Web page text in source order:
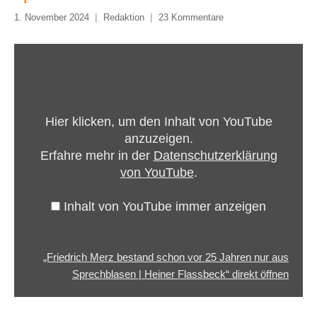
1. November 2024 Redaktion 23 Kommentare
Jahren
Hier klicken, um den Inhalt von YouTube
anzuzeigen.
Erfahre mehr in der Datenschutzerklärung
von YouTube.
Inhalt von YouTube immer anzeigen
„Friedrich Merz bestand schon vor 25 Jahren nur aus
Sprechblasen | Heiner Flassbeck“ direkt öffnen